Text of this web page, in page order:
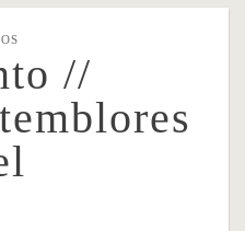
//